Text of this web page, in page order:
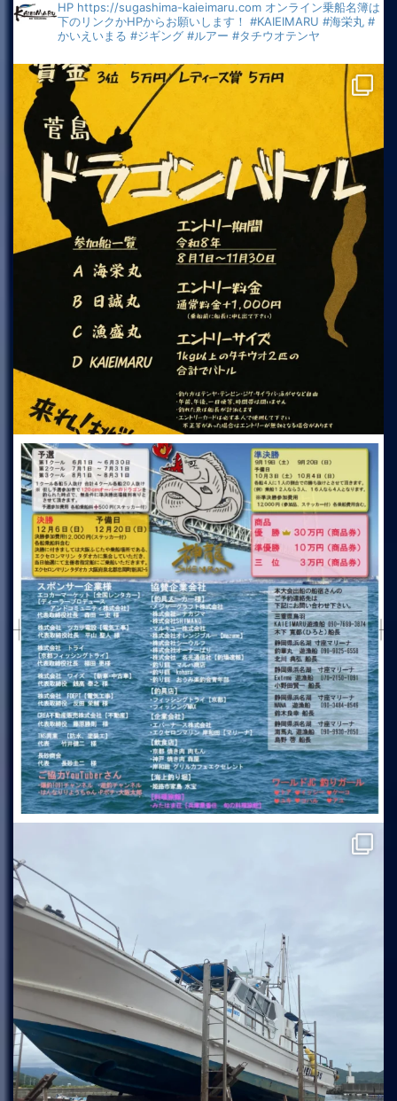
HP https://sugashima-kaieimaru.com オンライン乗船名簿は
下のリンクかHPからお願いします！ #KAIEIMARU #海栄丸 #
かいえいまる #ジギング #ルアー #タチウオテンヤ